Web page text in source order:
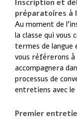
Inscription et
préparatoires à
Au moment de
la classe qui vous
termes de langue
vous référerons à
accompagnera
processus de
entretiens avec
Premier